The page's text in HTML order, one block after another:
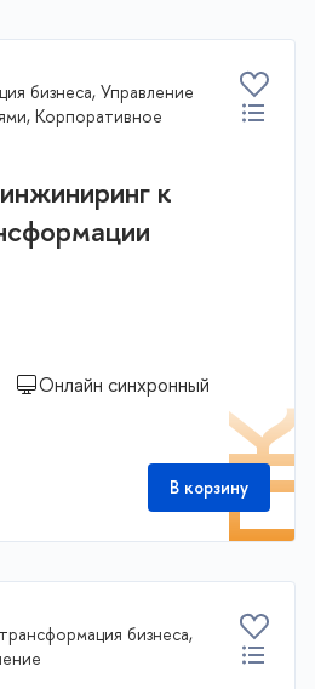
бизнеса, Управление
Корпоративное
к
Онлайн синхронный
В корзину
бизнеса,